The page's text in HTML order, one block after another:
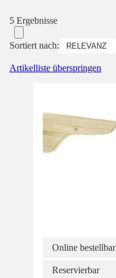
5 Ergebnisse
Sortiert nach:
Artikelliste überspringen
Online bestellbar
Reservierbar